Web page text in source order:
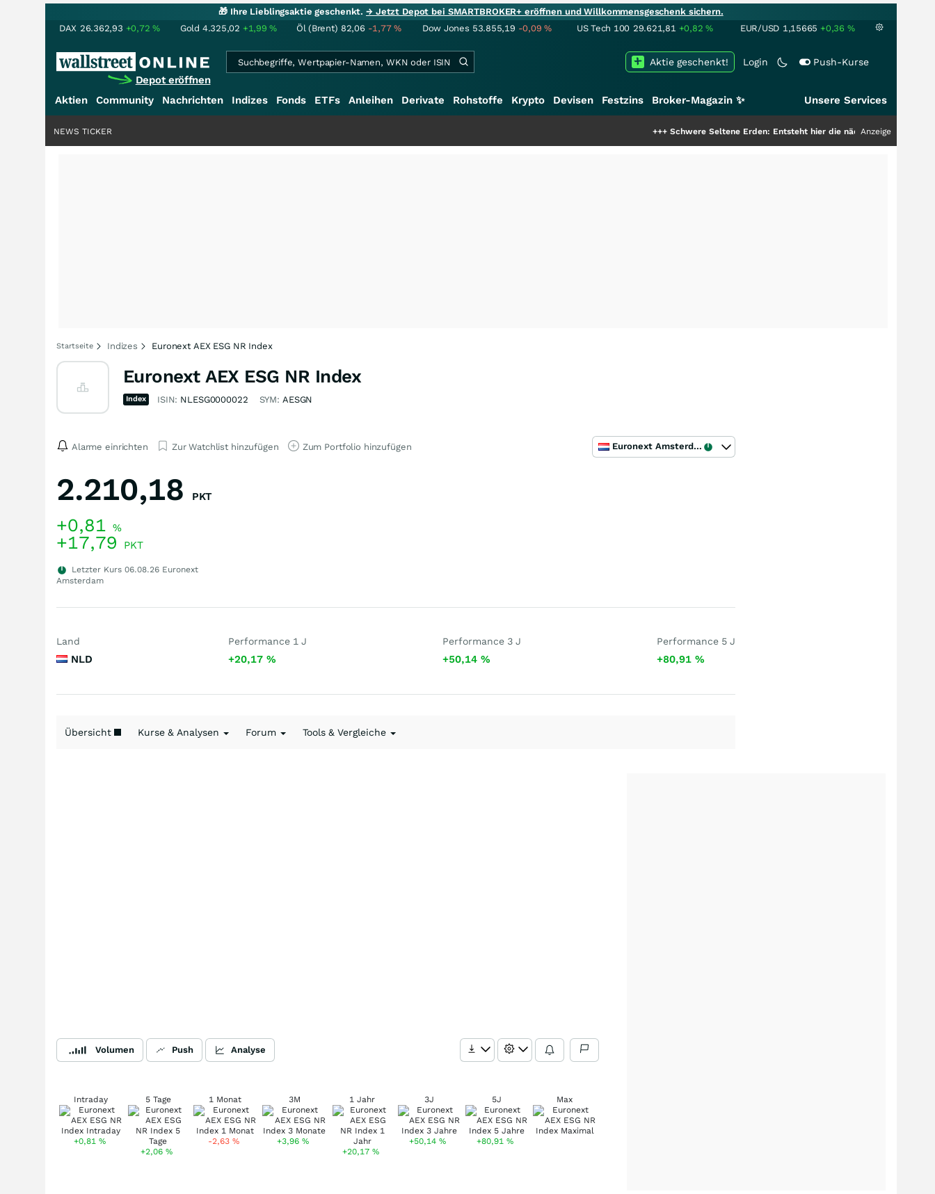
🎁 Ihre Lieblingsaktie geschenkt.→ Jetzt Depot bei SMARTBROKER+ eröffnen und Willkommensgeschenk sichern.
DAX 26.362,93 +0,72% Gold 4.325,02 +1,99% Öl (Brent) 82,06 -1,77% Dow Jones 53.855,19 -0,09% US Tech 100 29.621,81 +0,82% EUR/USD 1,15665 +0,36 %
Depot eröffnen
Login Push-Kurse
Aktie geschenkt!
Aktien Community Nachrichten Indizes Fonds ETFs Anleihen Derivate Rohstoffe Krypto Devisen Festzins Broker-Magazin ✨ Unsere Services
Schwere Seltene Erden: Entsteht hier die nächste Milliardenstory?+++
Anzeige
NEWS TICKER
Startseite Indizes Euronext AEX ESG NR Index
Euronext AEX ESG NR Index
Index ISIN: NLESG0000022 SYM: AESGN
Alarme einrichten Zur Watchlist hinzufügen Zum Portfolio hinzufügen Euronext Amsterdam
2.210,18 PKT
+0,81 %
+17,79 PKT
Letzter Kurs 06.08.26 Euronext
Amsterdam
Land
NLD
Performance 1 J
+20,17 %
Performance 3 J
+50,14 %
Performance 5 J
+80,91 %
Übersicht Kurse & Analysen Forum Tools & Vergleiche
Volumen Push Analyse
Intraday
+0,81 %
5 Tage
+2,06%
1 Monat
-2,63%
3M
+3,96%
1 Jahr
+20,17%
3J
+50,14%
5J
+80,91%
Max